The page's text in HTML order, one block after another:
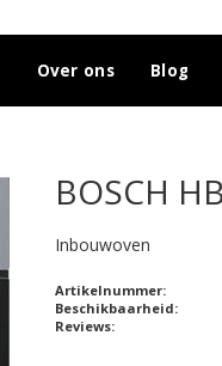
Over ons Blog
BOSCH
Inbouwoven
Artikelnummer:
Beschikbaarheid:
Reviews: